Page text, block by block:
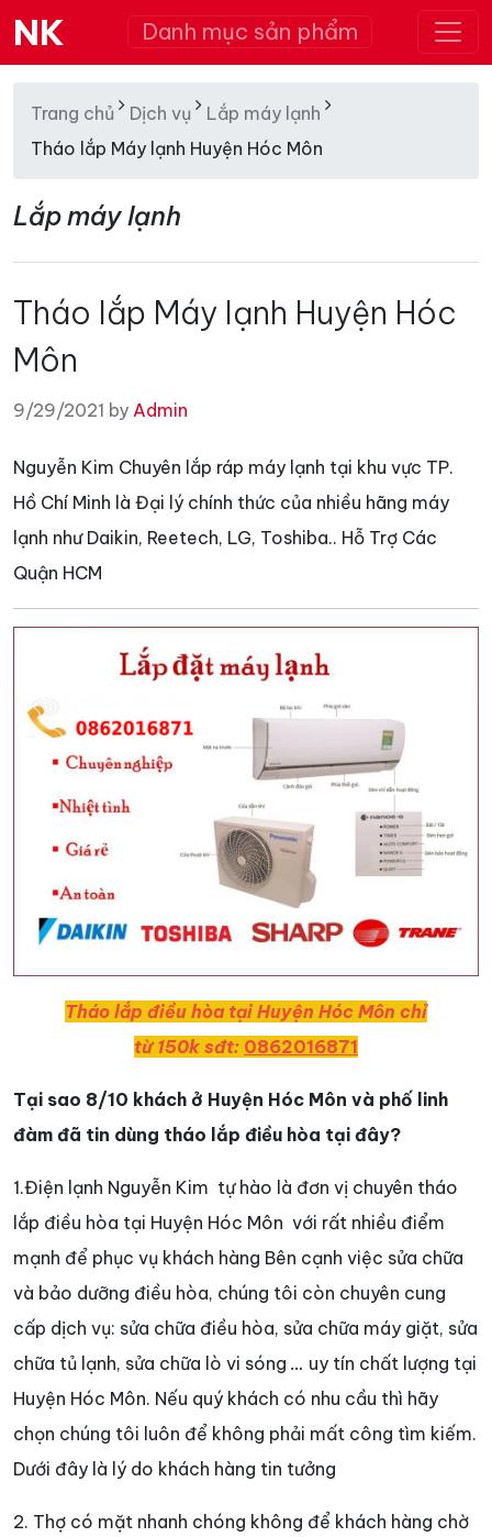
NK Danh mục sản phẩm
Trang chủ Dịch vụ
Lắp máy lạnh
Tháo lắp Máy lạnh Huyện Hóc Môn
Lắp máy lạnh
Tháo lắp Máy lạnh Huyện Hóc
Môn
9/29/2021 by Admin
Nguyễn Kim Chuyên lắp ráp máy lạnh tại khu vực TP.
Hồ Chí Minh là Đại lý chính thức của nhiều hãng máy
lạnh như Daikin, Reetech, LG, Toshiba.. Hỗ Trợ Các
Quận HCM
Tháo lắp điều hòa tại Huyện Hóc Môn chỉ
từ 150k sđt: 0862016871
Tại sao 8/10 khách ở Huyện Hóc Môn và phố linh
đàm đã tin dùng tháo lắp điều hòa tại đây?
1.Điện lạnh Nguyễn Kim tự hào là đơn vị chuyên tháo
lắp điều hòa tại Huyện Hóc Môn với rất nhiều điểm
mạnh để phục vụ khách hàng Bên cạnh việc sửa chữa
và bảo dưỡng điều hòa, chúng tôi còn chuyên cung
cấp dịch vụ: sửa chữa điều hòa, sửa chữa máy giặt, sửa
chữa tủ lạnh, sửa chữa lò vi sóng … uy tín chất lượng tại
Huyện Hóc Môn. Nếu quý khách có nhu cầu thì hãy
chọn chúng tôi luôn để không phải mất công tìm kiếm.
Dưới đây là lý do khách hàng tin tưởng
2. Thợ có mặt nhanh chóng không để khách hàng chờ